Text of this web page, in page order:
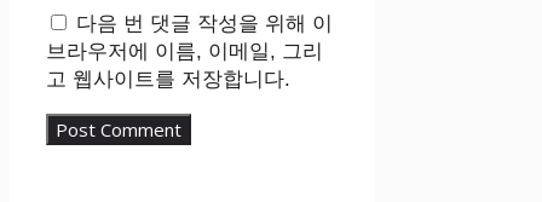
다음 번 댓글 작성을 위해 이
브라우저에 이름, 이메일, 그리
고 웹사이트를 저장합니다.